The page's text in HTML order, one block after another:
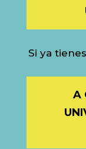
Si ya
A